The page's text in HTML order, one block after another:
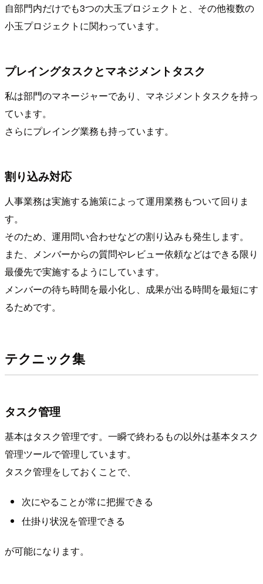
自部門内だけでも3つの大玉プロジェクトと、その他複数の
小玉プロジェクトに関わっています。
プレイングタスクとマネジメントタスク
私は部門のマネージャーであり、マネジメントタスクを持っ
ています。
さらにプレイング業務も持っています。
割り込み対応
人事業務は実施する施策によって運用業務もついて回りま
す。
そのため、運用問い合わせなどの割り込みも発生します。
また、メンバーからの質問やレビュー依頼などはできる限り
最優先で実施するようにしています。
メンバーの待ち時間を最小化し、成果が出る時間を最短にす
るためです。
テクニック集
タスク管理
基本はタスク管理です。一瞬で終わるもの以外は基本タスク
管理ツールで管理しています。
タスク管理をしておくことで、
次にやることが常に把握できる
仕掛り状況を管理できる
が可能になります。